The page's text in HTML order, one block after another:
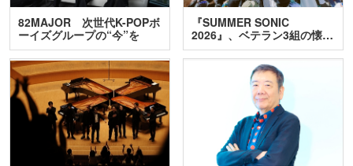
82MAJOR 次世代K-POPボ
ーイズグループの“今”を
訊…
『SUMMER SONIC
2026』、ベテラン3組の懐…